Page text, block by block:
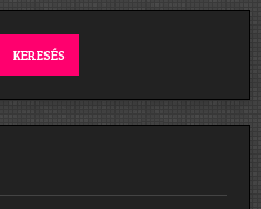
KERESÉS